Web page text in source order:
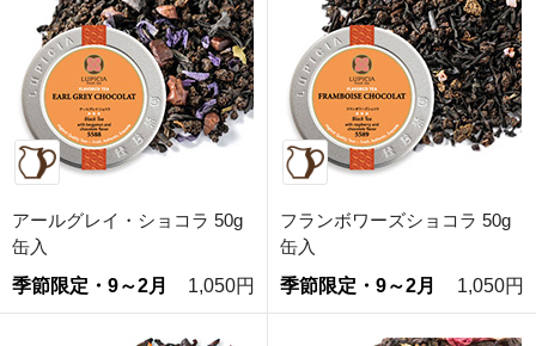
アールグレイ・ショコラ 50g
缶入
季節限定・9～2月
1,050円
フランボワーズショコラ 50g
缶入
季節限定・9～2月
1,050円